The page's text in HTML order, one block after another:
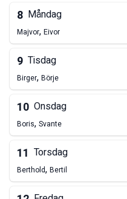
8 Måndag
Majvor, Eivor
9 Tisdag
Birger, Börje
10 Onsdag
Boris, Svante
11 Torsdag
Berthold, Bertil